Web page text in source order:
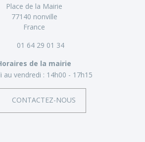
Place de la Mairie
77140 nonville
France
01 64 29 01 34
de la mairie
au vendredi : 14h00 - 17h15
CONTACTEZ-NOUS